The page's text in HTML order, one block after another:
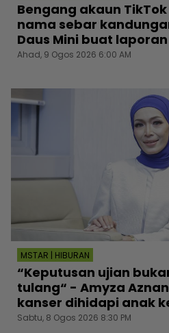
Bengang akaun
nama sebar
Daus Mini buat
Ahad, 9 Ogos 2026 6:00 AM
MSTAR | HIBURAN
“Keputusan ujian
tulang“ - Amyza
kanser dihidapi anak
Sabtu, 8 Ogos 2026 8:30 PM